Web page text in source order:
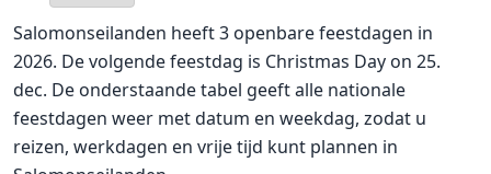
Salomonseilanden heeft 3 openbare feestdagen in
2026. De volgende feestdag is Christmas Day on 25.
dec. De onderstaande tabel geeft alle nationale
feestdagen weer met datum en weekdag, zodat u
reizen, werkdagen en vrije tijd kunt plannen in